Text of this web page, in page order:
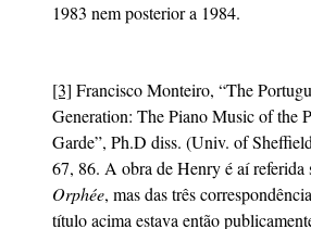
1983 nem posterior a 1984.
[3] Francisco Monteiro, “The
Generation: The Piano Music of the
Garde”, Ph.D diss. (Univ. of
67, 86. A obra de Henry é aí referida
Orphée, mas das três
título acima estava então